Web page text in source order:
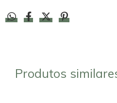
Produtos